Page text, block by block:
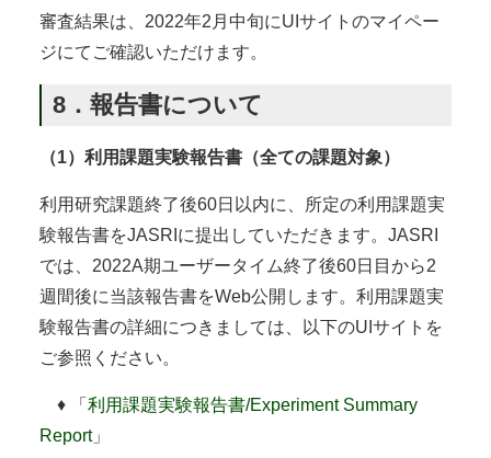
審査結果は、2022年2月中旬にUIサイトのマイペー
ジにてご確認いただけます。
8．報告書について
（1）利用課題実験報告書（全ての課題対象）
利用研究課題終了後60日以内に、所定の利用課題実
験報告書をJASRIに提出していただきます。JASRI
では、2022A期ユーザータイム終了後60日目から2
週間後に当該報告書をWeb公開します。利用課題実
験報告書の詳細につきましては、以下のUIサイトを
ご参照ください。
♦ 「 利用課題実験報告書/Experiment Summary
Report」